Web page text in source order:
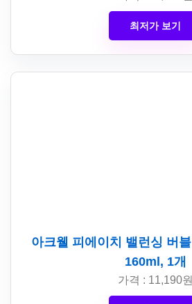
최저가 보기
아크웰 피에이치 밸런싱 버
160ml, 1개
가격 : 11,190원